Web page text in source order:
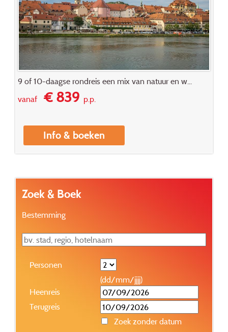
9 of 10-daagse rondreis een mix van natuur en w...
vanaf€ 839p.p.
Info & boeken
Zoek & Boek
Bestemming
Personen
(dd/mm/jjjj)
Heenreis
Terugreis
Zoek zonder datum